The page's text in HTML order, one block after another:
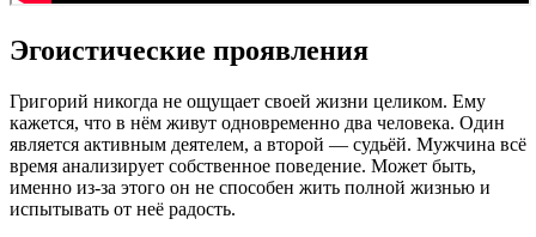
Эгоистические проявления
Григорий никогда не ощущает своей жизни целиком. Ему
кажется, что в нём живут одновременно два человека. Один
является активным деятелем, а второй — судьёй. Мужчина всё
время анализирует собственное поведение. Может быть,
именно из-за этого он не способен жить полной жизнью и
испытывать от неё радость.